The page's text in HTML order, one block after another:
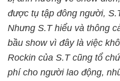
được tụ tập đông người,
Nhưng S.T hiểu và thông
bầu show vì đây là việc
Rockin của S.T cũng tổ
phí cho người lao động,